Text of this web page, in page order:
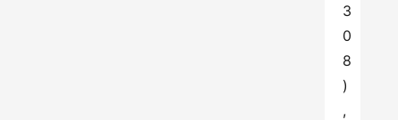
3
0
8
)
,